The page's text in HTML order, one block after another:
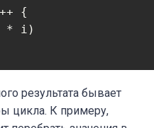
{
результата бывает
цикла. К примеру,